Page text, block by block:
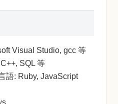
Visual Studio, gcc 等
SQL 等
語: Ruby, JavaScript